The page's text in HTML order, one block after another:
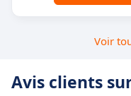
Voir
Avis clients